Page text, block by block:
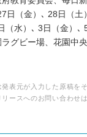
日（金）､ 28日（土
）､ 3日（金）､ 5
グビー場、花園中
表元が入力した原稿を
ースへのお問い合わせ